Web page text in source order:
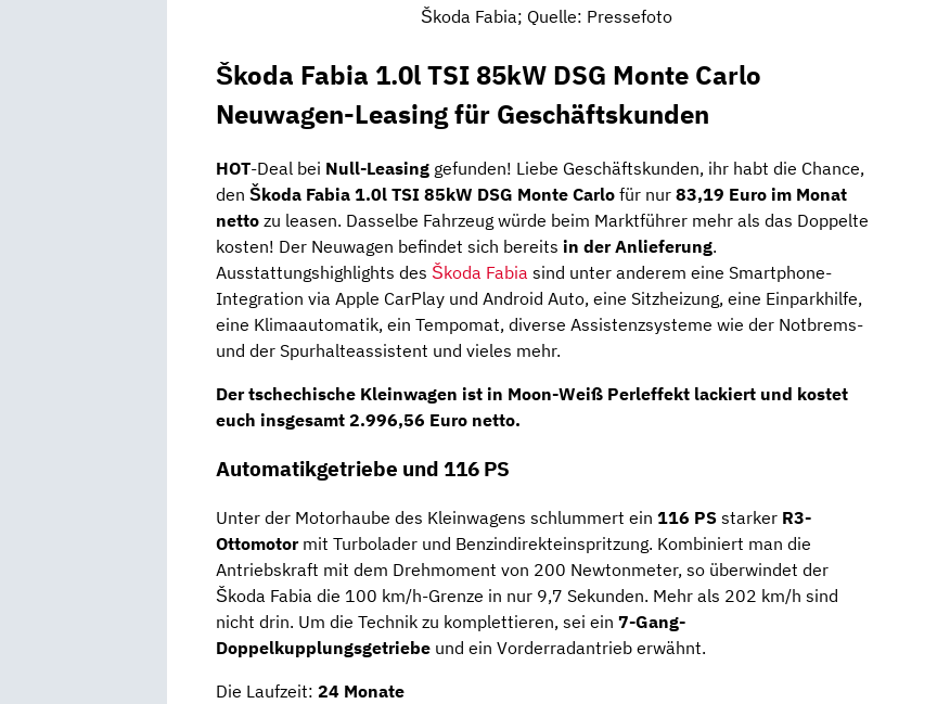
Škoda Fabia; Quelle: Pressefoto
Škoda Fabia 1.0l TSI 85kW DSG Monte Carlo
Neuwagen-Leasing für Geschäftskunden
HOT-Deal bei Null-Leasing gefunden! Liebe Geschäftskunden, ihr habt die Chance,
den Škoda Fabia 1.0l TSI 85kW DSG Monte Carlo für nur 83,19 Euro im Monat
netto zu leasen. Dasselbe Fahrzeug würde beim Marktführer mehr als das Doppelte
kosten! Der Neuwagen befindet sich bereits in der Anlieferung.
Ausstattungshighlights des Škoda Fabia sind unter anderem eine Smartphone-
Integration via Apple CarPlay und Android Auto, eine Sitzheizung, eine Einparkhilfe,
eine Klimaautomatik, ein Tempomat, diverse Assistenzsysteme wie der Notbrems-
und der Spurhalteassistent und vieles mehr.
Der tschechische Kleinwagen ist in Moon-Weiß Perleffekt lackiert und kostet
euch insgesamt 2.996,56 Euro netto.
Automatikgetriebe und 116 PS
Unter der Motorhaube des Kleinwagens schlummert ein 116 PS starker R3-
Ottomotormit Turbolader und Benzindirekteinspritzung. Kombiniert man die
Antriebskraft mit dem Drehmoment von 200 Newtonmeter, so überwindet der
Škoda Fabia die 100 km/h-Grenze in nur 9,7 Sekunden. Mehr als 202 km/h sind
nicht drin. Um die Technik zu komplettieren, sei ein 7-Gang-
Doppelkupplungsgetriebe und ein Vorderradantrieb erwähnt.
Die Laufzeit: 24 Monate